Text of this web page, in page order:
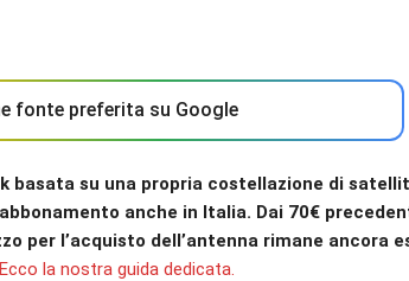
fonte preferita su Google
basata su una propria costellazione di
anche in Italia. Dai 70€
per l’acquisto dell’antenna rimane ancora
Ecco la nostra guida dedicata.